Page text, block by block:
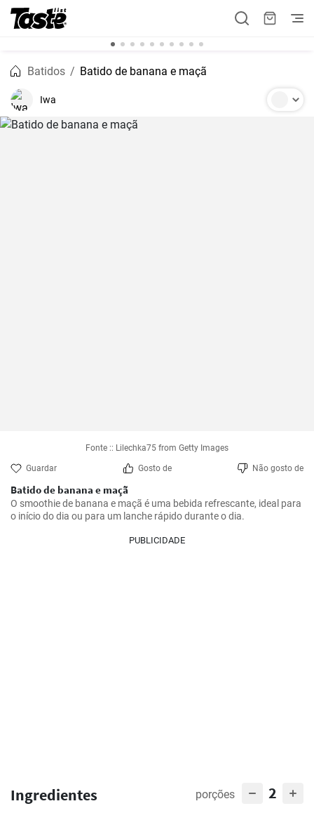
Batidos Batido de banana e maçã
Iwa
Fonte :: Lilechka75 from Getty Images
Guardar Gosto de Não gosto de
Batido de banana e maçã
O smoothie de banana e maçã é uma bebida refrescante, ideal para
o início do dia ou para um lanche rápido durante o dia.
PUBLICIDADE
Ingredientes porções 2